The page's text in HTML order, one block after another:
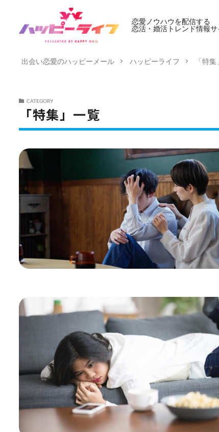
恋愛ノウハウを配信する
恋活・婚活トレンド情報サ
出会い恋愛のハッピーメール ハッピーライフ 「特
CATEGORY
「特集」一覧